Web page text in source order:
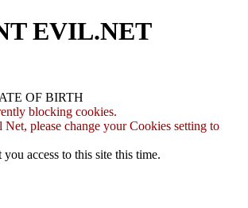
EVIL.NET
OF BIRTH
blocking cookies.
Net, please change your Cookies setting to
access to this site this time.